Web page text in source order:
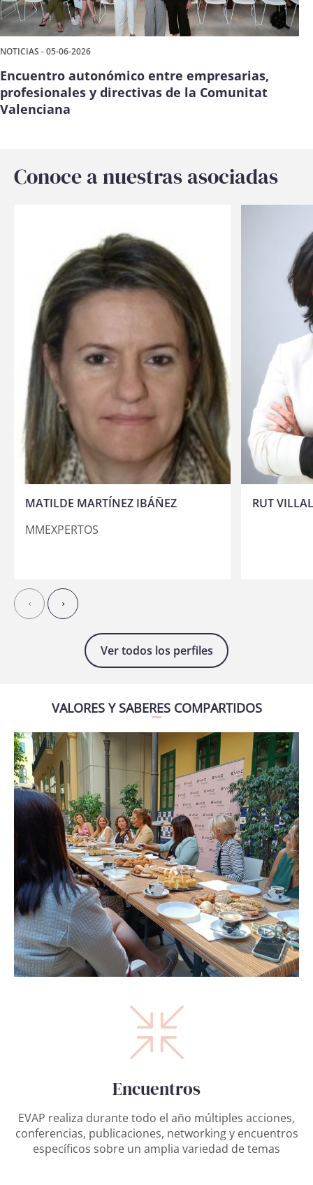
Hazte
socia
NOTICIAS - 05-06-2026
Encuentro autonómico entre empresarias,
profesionales y directivas de la Comunitat
Valenciana
Conoce a nuestras asociadas
MATILDE MARTÍNEZ IBÁÑEZ
MMEXPERTOS
RUT
‹ ›
Ver todos los perfiles
VALORES Y SABERES COMPARTIDOS
Encuentros
EVAP realiza durante todo el año múltiples acciones,
conferencias, publicaciones, networking y encuentros
específicos sobre un amplia variedad de temas